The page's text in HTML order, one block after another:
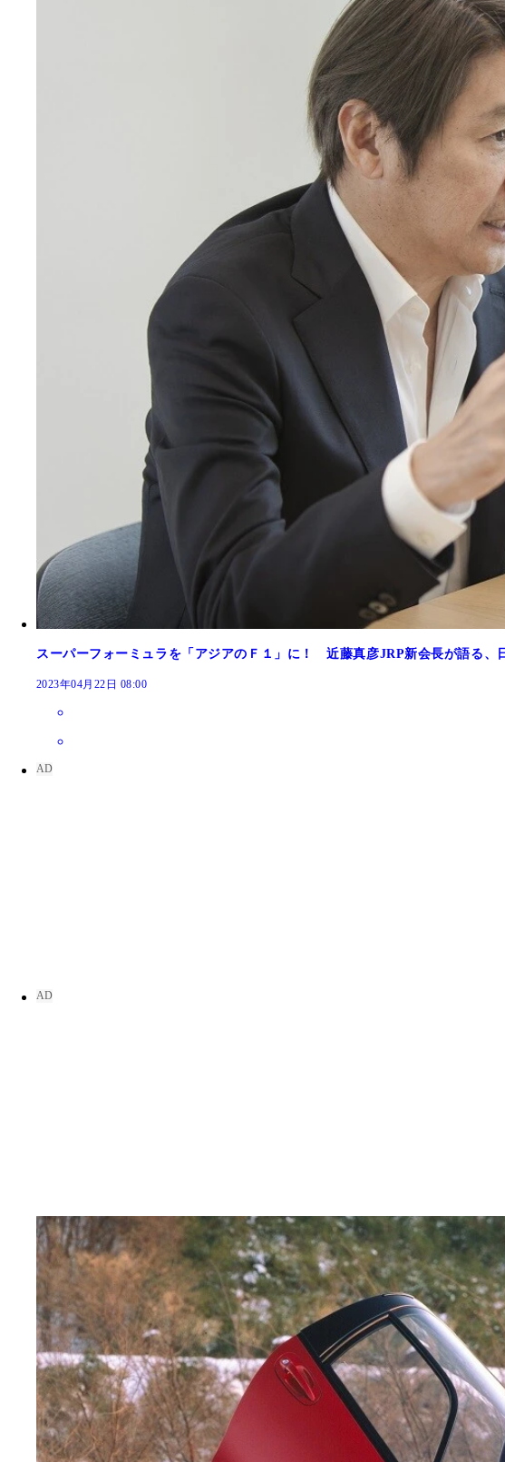
「会長という肩書の力を借りてSFを発展させるために全力で取り
SFは世界的に見てもF1に次ぐ速さで競い合い、F1で活躍してい
「現状を打破するために、壁にぶち当たっていくだけのエネルギ
スーパーフォーミュラを「アジアのＦ１」に！ 近藤真彦JRP新会長が語る、
2023年04月22日 08:00